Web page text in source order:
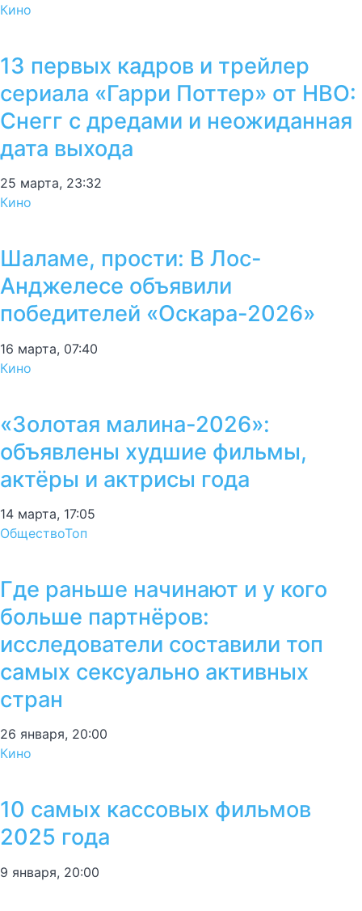
Кино
13 первых кадров и трейлер
сериала «Гарри Поттер» от HBO:
Снегг с дредами и неожиданная
дата выхода
25 марта, 23:32
Кино
Шаламе, прости: В Лос-
Анджелесе объявили
победителей «Оскара-2026»
16 марта, 07:40
Кино
«Золотая малина-2026»:
объявлены худшие фильмы,
актёры и актрисы года
14 марта, 17:05
ОбществоТоп
Где раньше начинают и у кого
больше партнёров:
исследователи составили топ
самых сексуально активных
стран
26 января, 20:00
Кино
10 самых кассовых фильмов
2025 года
9 января, 20:00